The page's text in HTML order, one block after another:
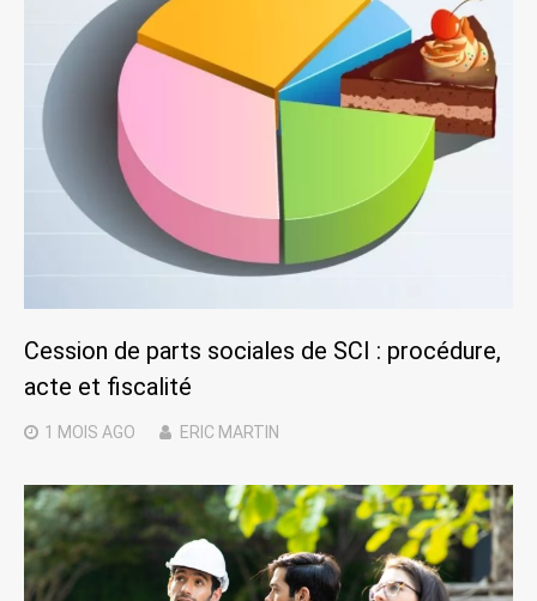
Cession de parts sociales de SCI : procédure,
acte et fiscalité
1 MOIS AGO ERIC MARTIN